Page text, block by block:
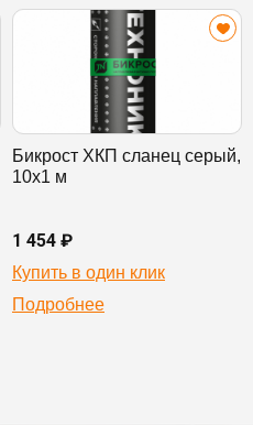
Бикрост ХКП сланец серый,
10х1 м
1 454 ₽
Купить в один клик
Подробнее